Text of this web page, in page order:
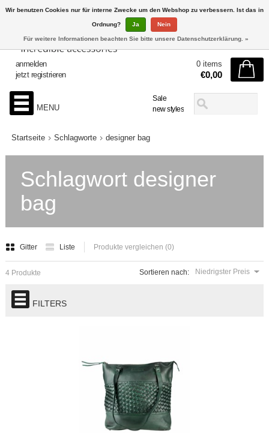
Sale
new styles
anmelden
jetzt registrieren
0 items
€0,00
MENU
Startseite Schlagworte designer bag
Schlagwort designer
bag
Gitter Liste Produkte vergleichen (0)
Sortieren nach: Niedrigster Preis
4 Produkte
FILTERS
Wir benutzen Cookies nur für interne Zwecke um den Webshop zu verbessern. Ist das in
Ordnung? Ja Nein
Für weitere Informationen beachten Sie bitte unsere Datenschutzerklärung. »